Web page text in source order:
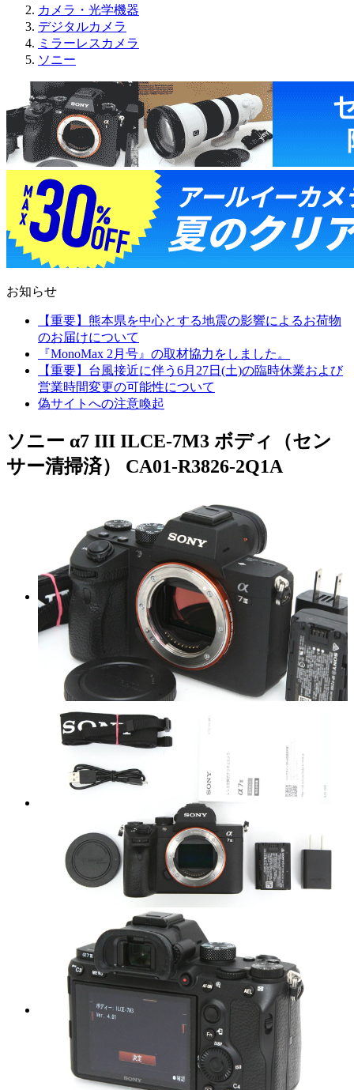
カメラ・光学機器
デジタルカメラ
ミラーレスカメラ
ソニー
お知らせ
【重要】熊本県を中心とする地震の影響によるお荷物
のお届けについて
『MonoMax 2月号』の取材協力をしました。
【重要】台風接近に伴う6月27日(土)の臨時休業および
営業時間変更の可能性について
偽サイトへの注意喚起
ソニー α7 III ILCE-7M3 ボディ（セン
サー清掃済） CA01-R3826-2Q1A